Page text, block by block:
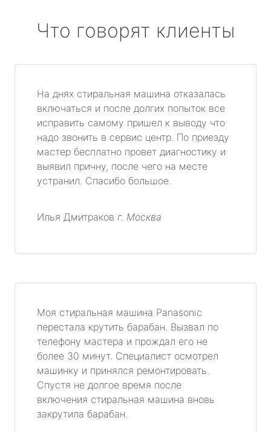
Что говорят клиенты
На днях стиральная машина отказалась
включаться и после долгих попыток все
исправить самому пришел к выводу что
надо звонить в сервис центр. По приезду
мастер бесплатно провет диагностику и
выявил причну, после чего на месте
устранил. Спасибо большое.
Илья Дмитраков г. Москва
Моя стиральная машина Panasonic
перестала крутить барабан. Вызвал по
телефону мастера и прождал его не
более 30 минут. Специалист осмотрел
машинку и принялся ремонтировать.
Спустя не долгое время после
включения стиральная машина вновь
закрутила барабан.